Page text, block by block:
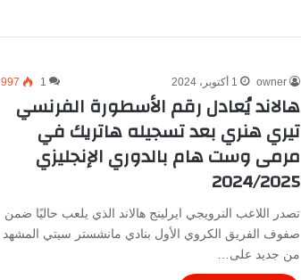
owner 1 أكتوبر، 2024 1
997
هالاند يُعادل رقم الأسطورة الفرنسي
تيري هنري بعد تسجيله هاتريك في
مرمى وست هام بالدوري الإنجليزي
2024/2025
تصدر اللاعب النرويجي ايرلينج هالاند الذي يلعب حاليًا ضمن
صفوف الفريق الكروي الأول بنادي مانشستر سيتي المشهد
من جديد على…